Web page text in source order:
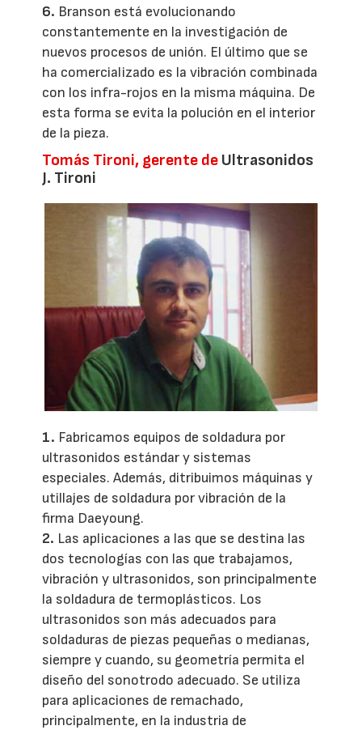
6. Branson está evolucionando
constantemente en la investigación de
nuevos procesos de unión. El último que se
ha comercializado es la vibración combinada
con los infra-rojos en la misma máquina. De
esta forma se evita la polución en el interior
de la pieza.
Tomás Tironi, gerente de Ultrasonidos
J. Tironi
1. Fabricamos equipos de soldadura por
ultrasonidos estándar y sistemas
especiales. Además, ditribuimos máquinas y
utillajes de soldadura por vibración de la
firma Daeyoung.
2. Las aplicaciones a las que se destina las
dos tecnologías con las que trabajamos,
vibración y ultrasonidos, son principalmente
la soldadura de termoplásticos. Los
ultrasonidos son más adecuados para
soldaduras de piezas pequeñas o medianas,
siempre y cuando, su geometría permita el
diseño del sonotrodo adecuado. Se utiliza
para aplicaciones de remachado,
principalmente, en la industria de